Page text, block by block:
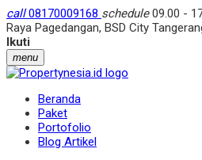
call08170009168 schedule09.00 -
Raya Pagedangan, BSD City
Ikuti
menu
Beranda
Paket
Portofolio
Blog Artikel